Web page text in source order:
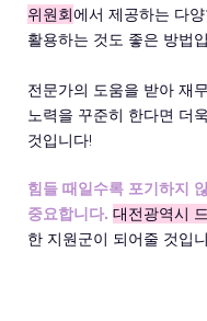
위원회에서 제공하는 다
활용하는 것도 좋은 방법
전문가의 도움을 받아 재
노력을 꾸준히 한다면 더
것입니다!
힘들 때일수록 포기하지
중요합니다. 대전광역시
한 지원군이 되어줄 것입